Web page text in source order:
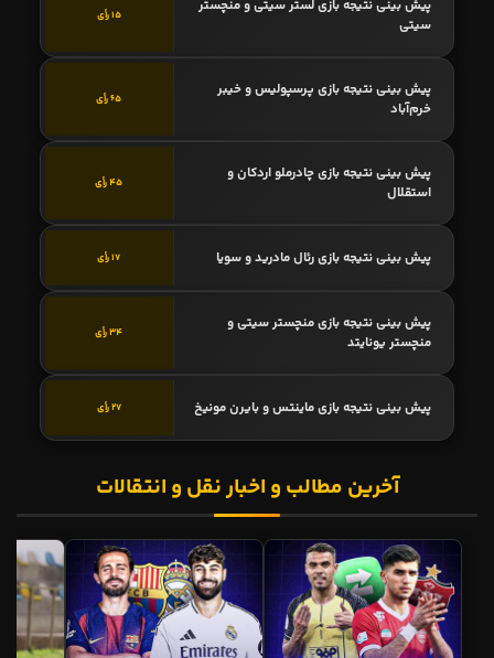
پیش بینی نتیجه بازی لستر سیتی و منچستر
سیتی
15 رأی
پیش بینی نتیجه بازی پرسپولیس و خیبر
خرم‌آباد
65 رأی
پیش بینی نتیجه بازی چادرملو اردکان و
استقلال
45 رأی
پیش بینی نتیجه بازی رئال مادرید و سویا 17 رأی
پیش بینی نتیجه بازی منچستر سیتی و
منچستر یونایتد
34 رأی
پیش بینی نتیجه بازی ماینتس و بایرن مونیخ 27 رأی
آخرین مطالب و اخبار نقل و انتقالات